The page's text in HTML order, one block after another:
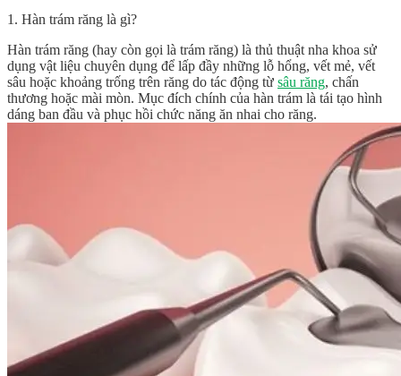
1. Hàn trám răng là gì?
Hàn trám răng (hay còn gọi là trám răng) là thủ thuật nha khoa sử
dụng vật liệu chuyên dụng để lấp đầy những lỗ hổng, vết mẻ, vết
sâu hoặc khoảng trống trên răng do tác động từ sâu răng, chấn
thương hoặc mài mòn. Mục đích chính của hàn trám là tái tạo hình
dáng ban đầu và phục hồi chức năng ăn nhai cho răng.